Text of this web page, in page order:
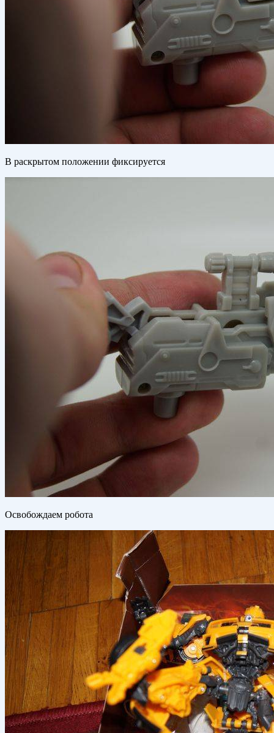
В раскрытом положении фиксируется
Освобождаем робота